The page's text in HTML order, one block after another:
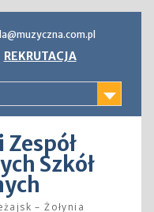
REKRUTACJA
Szkół
– Żołynia